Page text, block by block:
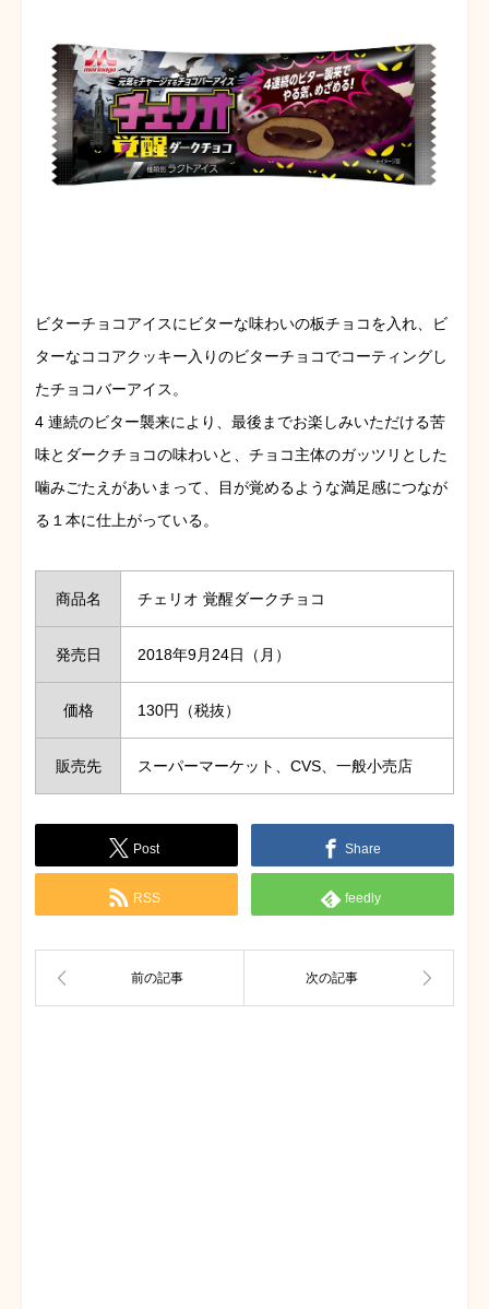
ビターチョコアイスにビターな味わいの板チョコを入れ、ビ
ターなココアクッキー入りのビターチョコでコーティングし
たチョコバーアイス。
4 連続のビター襲来により、最後までお楽しみいただける苦
味とダークチョコの味わいと、チョコ主体のガッツリとした
噛みごたえがあいまって、目が覚めるような満足感につなが
る１本に仕上がっている。
商品名 チェリオ 覚醒ダークチョコ
発売日 2018年9月24日（月）
価格 130円（税抜）
販売先 スーパーマーケット、CVS、一般小売店
Post Share
RSS feedly